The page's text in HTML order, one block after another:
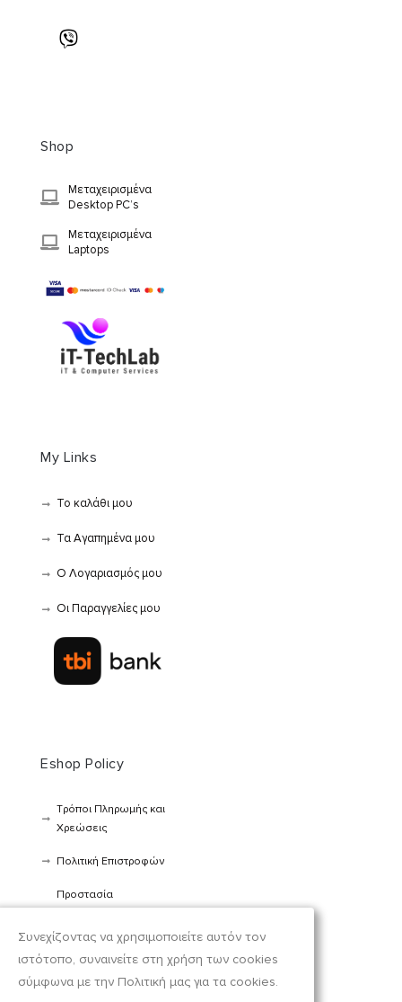
Shop
Μεταχειρισμένα
Desktop PC’s
Μεταχειρισμένα
Laptops
My Links
Το καλάθι μου
Τα Αγαπημένα μου
Ο Λογαριασμός μου
Οι Παραγγελίες μου
Eshop Policy
Τρόποι Πληρωμής και
Χρεώσεις
Πολιτική Επιστροφών
Προστασία
δεδομένων
Όροι Χρήσης
Συνεχίζοντας να χρησιμοποιείτε αυτόν τον
ιστότοπο, συναινείτε στη χρήση των cookies
σύμφωνα με την Πολιτική μας για τα cookies.